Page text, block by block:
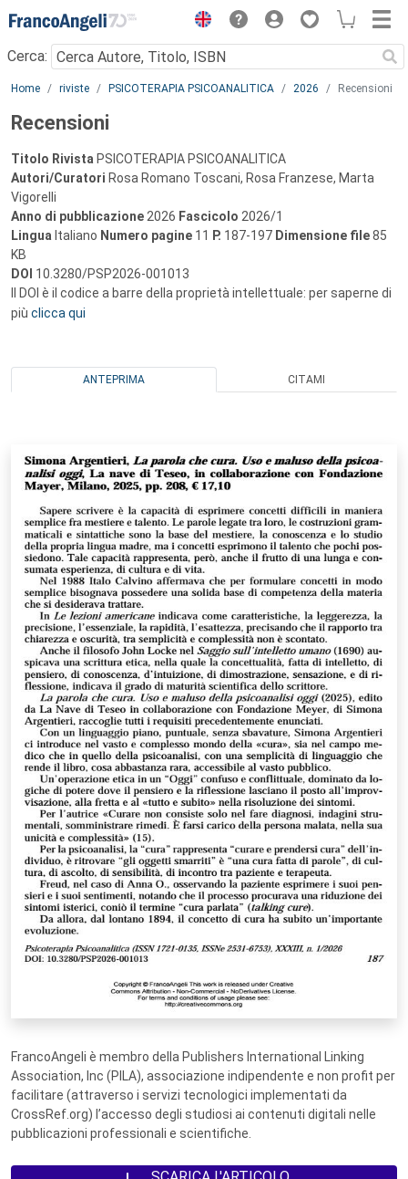
Menu
Cerca:
Main content
Home riviste PSICOTERAPIA PSICOANALITICA 2026 Recensioni
Recensioni
Titolo Rivista PSICOTERAPIA PSICOANALITICA
Autori/Curatori Rosa Romano Toscani, Rosa Franzese, Marta
Vigorelli
Anno di pubblicazione 2026 Fascicolo 2026/1
Lingua Italiano Numero pagine 11 P. 187-197 Dimensione file85
KB
DOI 10.3280/PSP2026-001013
Il DOI è il codice a barre della proprietà intellettuale: per saperne di
più clicca qui
ANTEPRIMA CITAMI
FrancoAngeli è membro della Publishers International Linking
Association, Inc (PILA), associazione indipendente e non profit per
facilitare (attraverso i servizi tecnologici implementati da
CrossRef.org) l’accesso degli studiosi ai contenuti digitali nelle
pubblicazioni professionali e scientifiche.